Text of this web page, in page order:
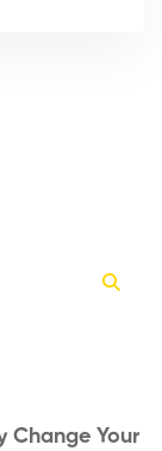
Change Your